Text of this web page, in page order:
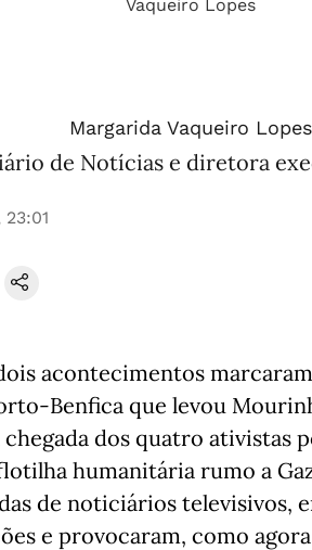
Margarida Vaqueiro Lopes
de Notícias e diretora
acontecimentos
Benfica que levou
dos quatro ativistas
humanitária rumo a
de noticiários televisivos,
e provocaram, como